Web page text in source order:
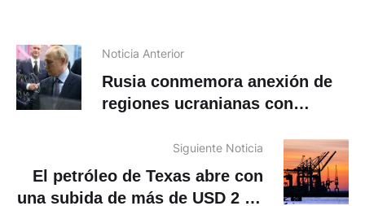
Noticia Anterior
Rusia conmemora anexión de
regiones ucranianas con
Siguiente Noticia
El petróleo de Texas abre con
una subida de más de USD 2 en